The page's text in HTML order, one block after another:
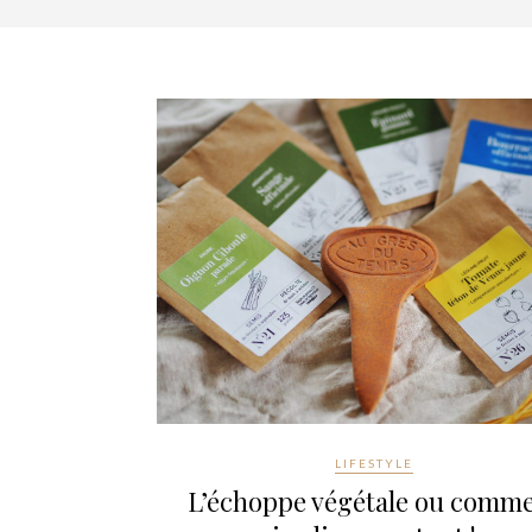
LIFESTYLE
L’échoppe végétale ou